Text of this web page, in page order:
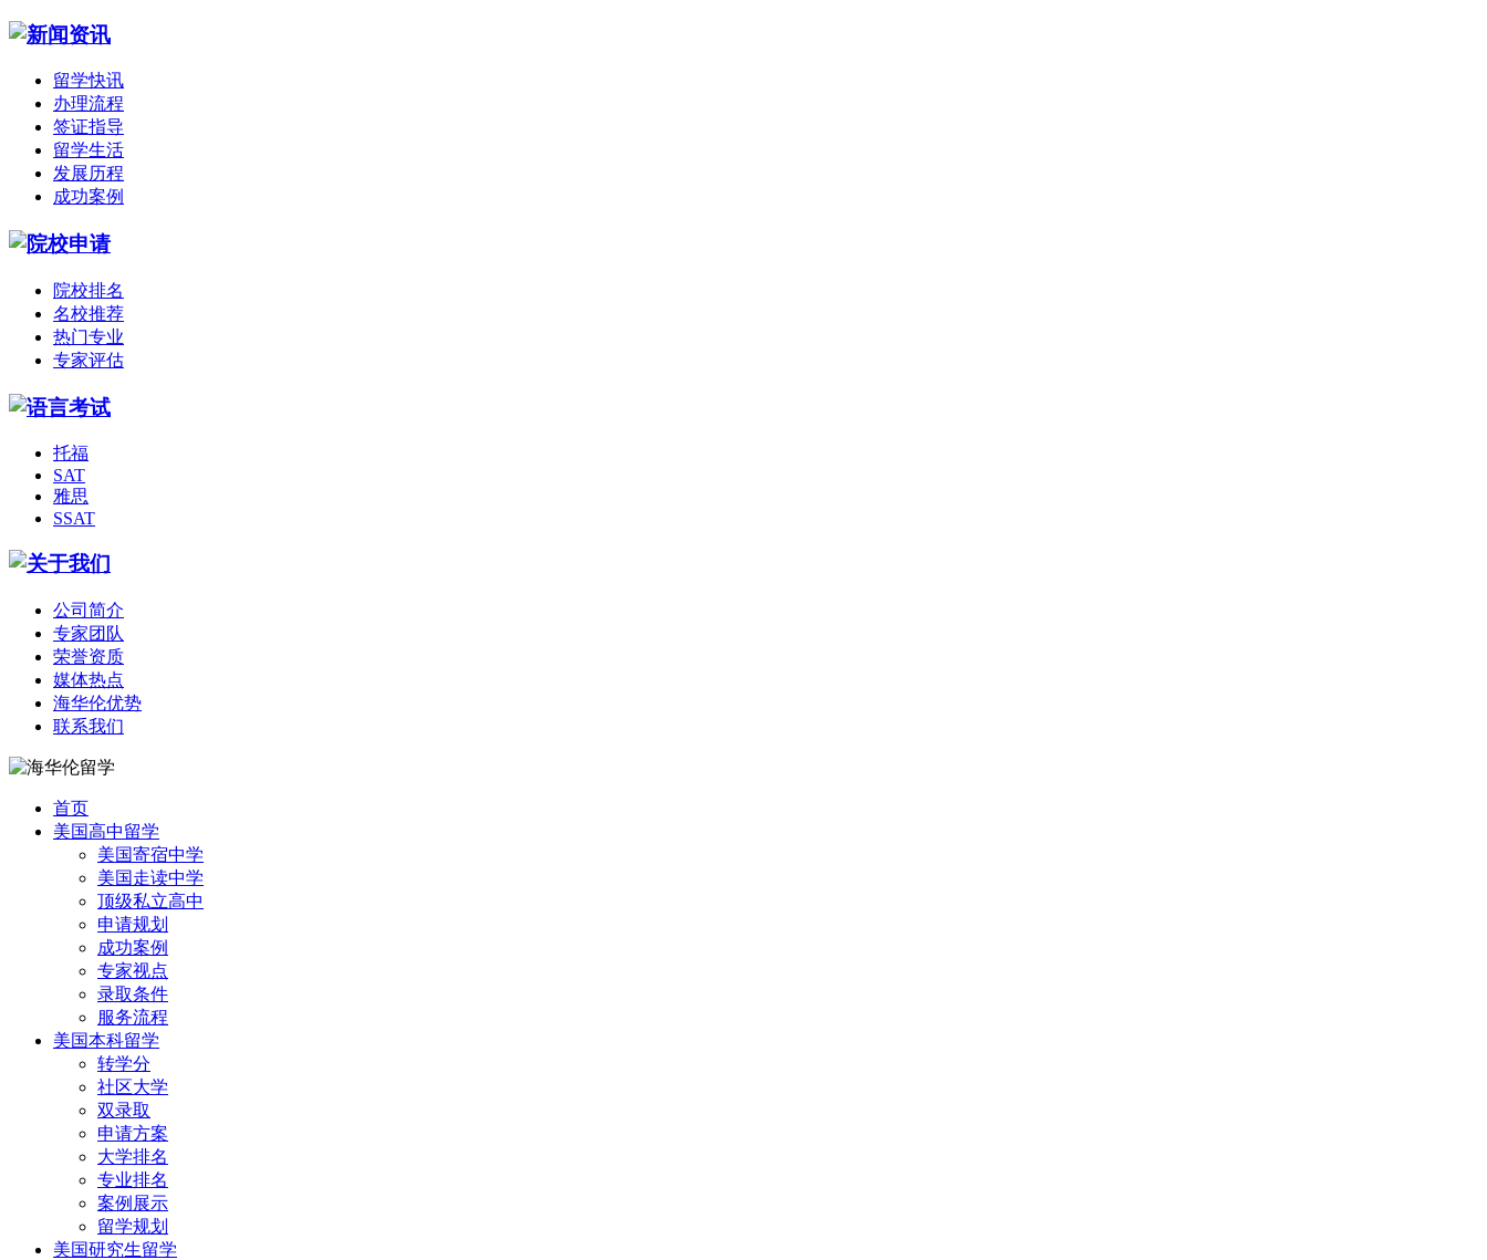
留学快讯
办理流程
签证指导
留学生活
发展历程
成功案例
院校排名
名校推荐
热门专业
专家评估
托福
SAT
雅思
SSAT
公司简介
专家团队
荣誉资质
媒体热点
海华伦优势
联系我们
首页
美国高中留学
美国寄宿中学
美国走读中学
顶级私立高中
申请规划
成功案例
专家视点
录取条件
服务流程
美国本科留学
转学分
社区大学
双录取
申请方案
大学排名
专业排名
案例展示
留学规划
美国研究生留学